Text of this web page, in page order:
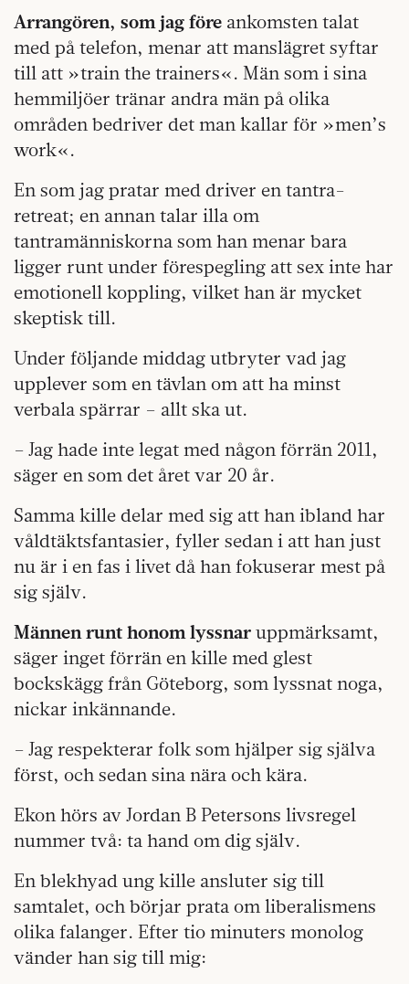
Arrangören, som jag före ankomsten talat
med på telefon, menar att manslägret syftar
till att »train the trainers«. Män som i sina
hemmiljöer tränar andra män på olika
områden bedriver det man kallar för »men’s
work«.
En som jag pratar med driver en tantra-
retreat; en annan talar illa om
tantramänniskorna som han menar bara
ligger runt under förespegling att sex inte har
emotionell koppling, vilket han är mycket
skeptisk till.
Under följande middag utbryter vad jag
upplever som en tävlan om att ha minst
verbala spärrar – allt ska ut.
– Jag hade inte legat med någon förrän 2011,
säger en som det året var 20 år.
Samma kille delar med sig att han ibland har
våldtäktsfantasier, fyller sedan i att han just
nu är i en fas i livet då han fokuserar mest på
sig själv.
Männen runt honom lyssnar uppmärksamt,
säger inget förrän en kille med glest
bockskägg från Göteborg, som lyssnat noga,
nickar inkännande.
– Jag respekterar folk som hjälper sig själva
först, och sedan sina nära och kära.
Ekon hörs av Jordan B Petersons livsregel
nummer två: ta hand om dig själv.
En blekhyad ung kille ansluter sig till
samtalet, och börjar prata om liberalismens
olika falanger. Efter tio minuters monolog
vänder han sig till mig: